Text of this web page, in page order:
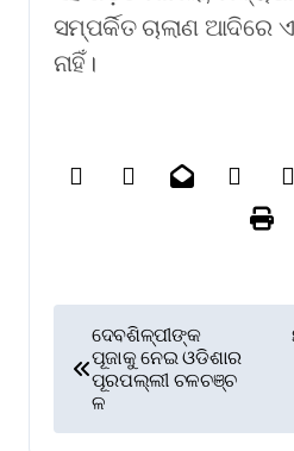
ସମ୍ପର୍କିତ ଚାଲାଣ ଆଦିରେ
ନାହିଁ।
o
s
ଦେବଶିଳ୍ପୀଙ୍କ
ପୂଜାକୁ ନେଇ ଓଡିଶାର
ପୂରପଲ୍ଲୀ ଚଳଚଞ୍ଚ
ଳ